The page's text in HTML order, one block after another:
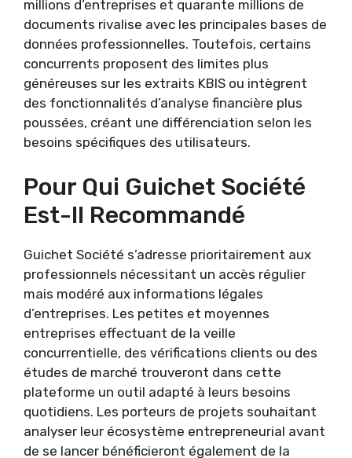
millions d’entreprises et quarante millions de
documents rivalise avec les principales bases de
données professionnelles. Toutefois, certains
concurrents proposent des limites plus
généreuses sur les extraits KBIS ou intègrent
des fonctionnalités d’analyse financière plus
poussées, créant une différenciation selon les
besoins spécifiques des utilisateurs.
Pour Qui Guichet Société
Est-Il Recommandé
Guichet Société s’adresse prioritairement aux
professionnels nécessitant un accès régulier
mais modéré aux informations légales
d’entreprises. Les petites et moyennes
entreprises effectuant de la veille
concurrentielle, des vérifications clients ou des
études de marché trouveront dans cette
plateforme un outil adapté à leurs besoins
quotidiens. Les porteurs de projets souhaitant
analyser leur écosystème entrepreneurial avant
de se lancer bénéficieront également de la